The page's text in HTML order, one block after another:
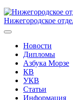
Нижегородское
Новости
Дипломы
Азбука Морзе
КВ
УКВ
Статьи
Информация